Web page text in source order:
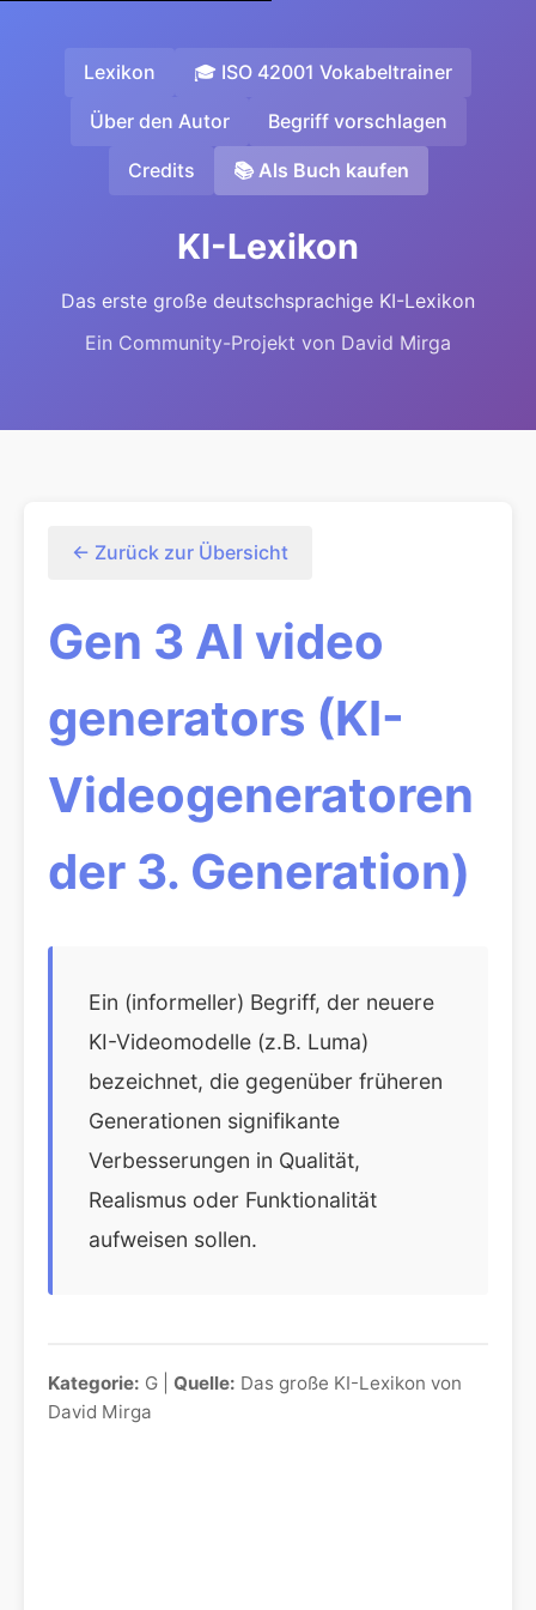
Lexikon 🎓 ISO 42001 Vokabeltrainer
Über den Autor Begriff vorschlagen
Credits 📚 Als Buch kaufen
KI-Lexikon
Das erste große deutschsprachige KI-Lexikon
Ein Community-Projekt von David Mirga
← Zurück zur Übersicht
Gen 3 AI video
generators (KI-
Videogeneratoren
der 3. Generation)
Ein (informeller) Begriff, der neuere
KI-Videomodelle (z.B. Luma)
bezeichnet, die gegenüber früheren
Generationen signifikante
Verbesserungen in Qualität,
Realismus oder Funktionalität
aufweisen sollen.
Kategorie: G | Quelle: Das große KI-Lexikon von
David Mirga